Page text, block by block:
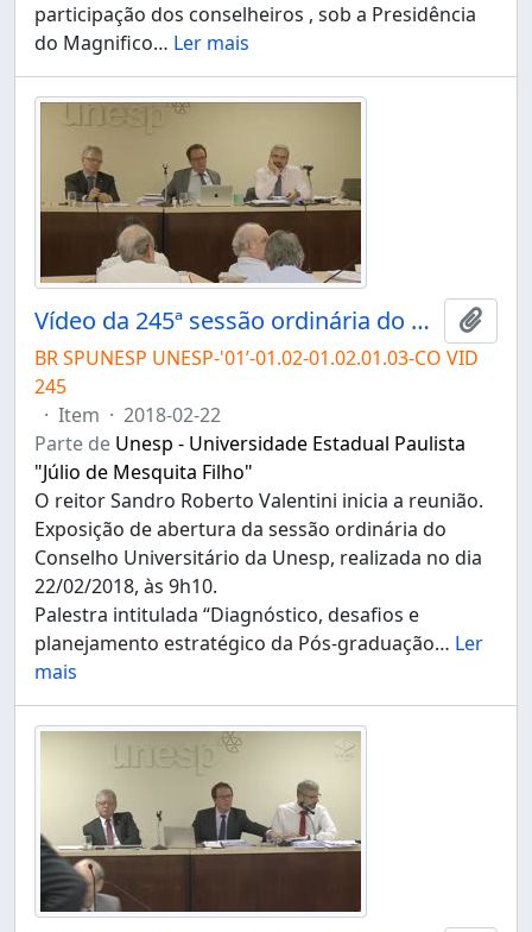
participação dos conselheiros , sob a Presidência
do Magnifico… Ler mais
Vídeo da 245ª sessão ordinária do Conselho Universitário da Unesp de 22/02/2018
BR SPUNESP UNESP-'01’-01.02-01.02.01.03-CO VID
245
· Item · 2018-02-22
Parte de Unesp - Universidade Estadual Paulista
"Júlio de Mesquita Filho"
O reitor Sandro Roberto Valentini inicia a reunião.
Exposição de abertura da sessão ordinária do
Conselho Universitário da Unesp, realizada no dia
22/02/2018, às 9h10.
Palestra intitulada “Diagnóstico, desafios e
planejamento estratégico da Pós-graduação… Ler
mais